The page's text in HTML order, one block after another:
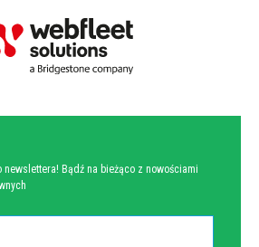
Bądź na bieżąco z nowościami